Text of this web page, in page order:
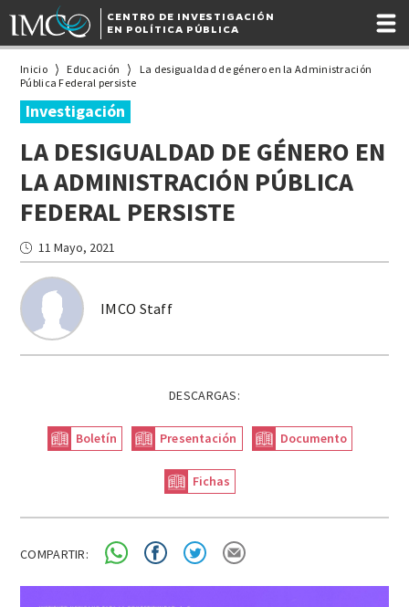
CENTRO DE INVESTIGACIÓN
EN POLÍTICA PÚBLICA
Inicio Educación
La desigualdad de género en la Administración
Pública Federal persiste
Investigación
LA DESIGUALDAD DE GÉNERO EN
LA ADMINISTRACIÓN PÚBLICA
FEDERAL PERSISTE
IMCO Staff
11 Mayo, 2021
DESCARGAS:
Boletín Presentación Documento
Fichas
COMPARTIR: